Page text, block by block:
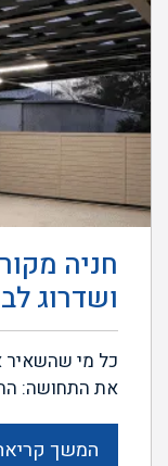
חניה
ושדרוג
כל מי שהשאיר
את התחושה:
המשך